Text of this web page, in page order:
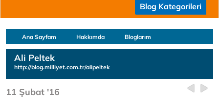
Blog Kategorileri
Ana Sayfam Hakkımda Bloglarım
Ali Peltek
http://blog.milliyet.com.tr/alipeltek
11 Şubat '16